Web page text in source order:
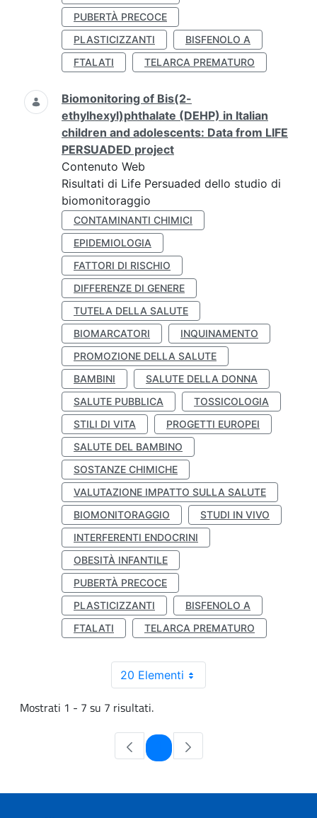
PUBERTÀ PRECOCE
PLASTICIZZANTI
BISFENOLO A
FTALATI
TELARCA PREMATURO
Biomonitoring of Bis(2-
ethylhexyl)phthalate (DEHP) in Italian
children and adolescents: Data from LIFE
PERSUADED project
Contenuto Web
Risultati di Life Persuaded dello studio di
biomonitoraggio
CONTAMINANTI CHIMICI
EPIDEMIOLOGIA
FATTORI DI RISCHIO
DIFFERENZE DI GENERE
TUTELA DELLA SALUTE
BIOMARCATORI
INQUINAMENTO
PROMOZIONE DELLA SALUTE
BAMBINI
SALUTE DELLA DONNA
SALUTE PUBBLICA
TOSSICOLOGIA
STILI DI VITA
PROGETTI EUROPEI
SALUTE DEL BAMBINO
SOSTANZE CHIMICHE
VALUTAZIONE IMPATTO SULLA SALUTE
BIOMONITORAGGIO
STUDI IN VIVO
INTERFERENTI ENDOCRINI
OBESITÀ INFANTILE
PUBERTÀ PRECOCE
PLASTICIZZANTI
BISFENOLO A
FTALATI
TELARCA PREMATURO
20 Elementi
Mostrati 1 - 7 su 7 risultati.
Pagina